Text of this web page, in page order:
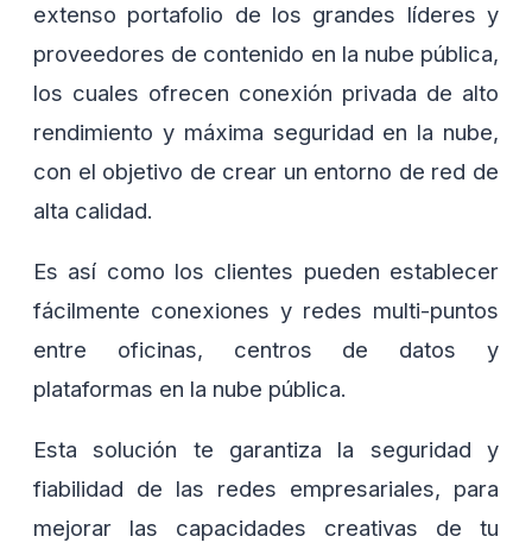
extenso portafolio de los grandes líderes y
proveedores de contenido en la nube pública,
los cuales ofrecen conexión privada de alto
rendimiento y máxima seguridad en la nube,
con el objetivo de crear un entorno de red de
alta calidad.
Es así como los clientes pueden establecer
fácilmente conexiones y redes multi-puntos
entre oficinas, centros de datos y
plataformas en la nube pública.
Esta solución te garantiza la seguridad y
fiabilidad de las redes empresariales, para
mejorar las capacidades creativas de tu